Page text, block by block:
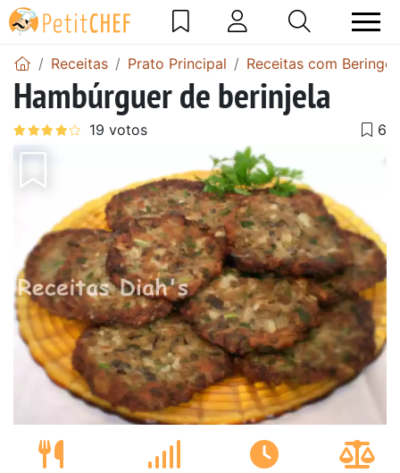
Receitas Prato Principal Receitas com
Hambúrguer de berinjela